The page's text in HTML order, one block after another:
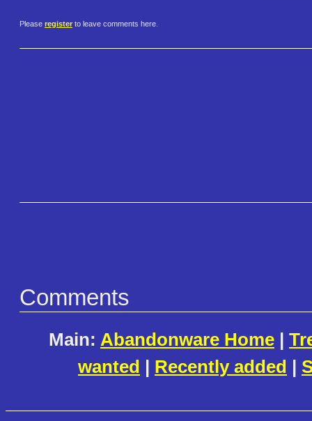
Please register to leave comments here.
Comments
Main: Abandonware Home |
wanted | Recently added |